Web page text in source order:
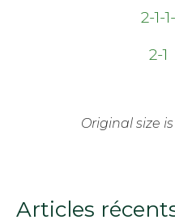
2-1-1-
2-1
Original size is
Articles